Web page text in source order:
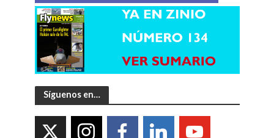
Síguenos en…